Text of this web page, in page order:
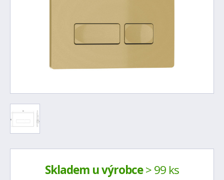
Skladem u výrobce> 99 ks